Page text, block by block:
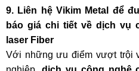
9. Liên hệ Vikim Metal để
báo giá chi tiết về dịch vụ
laser Fiber
Với những ưu điểm vượt trội